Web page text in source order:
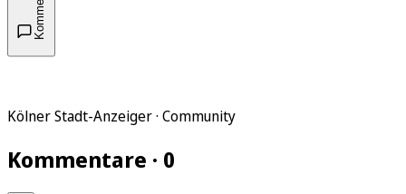
Kölner Stadt-Anzeiger · Community
Kommentare · 0